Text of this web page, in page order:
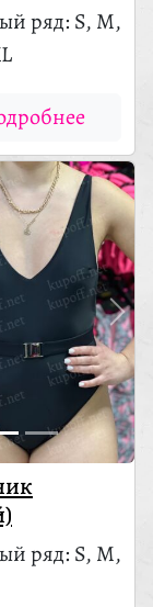
ряд: S, M,
ряд: S, M,